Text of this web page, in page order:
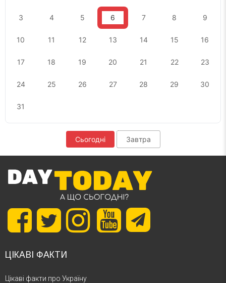
3 4 5 6 7 8 9
10 11 12 13 14 15 16
17 18 19 20 21 22 23
24 25 26 27 28 29 30
31
Сьогодні Завтра
ЦІКАВІ ФАКТИ
Цікаві факти про Україну